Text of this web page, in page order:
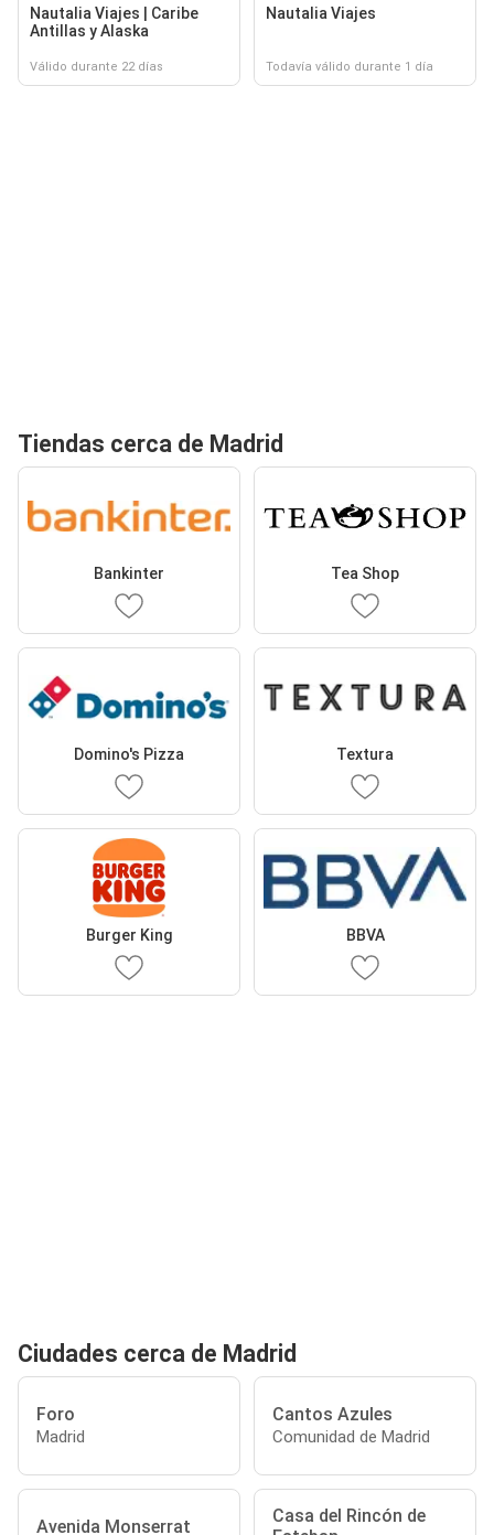
Nautalia Viajes | Caribe
Antillas y Alaska
Válido durante 22 días
Nautalia Viajes
Todavía válido durante 1 día
Tiendas cerca de Madrid
Bankinter Tea Shop
Domino's Pizza Textura
Burger King BBVA
Ciudades cerca de Madrid
Foro
Madrid
Cantos Azules
Comunidad de Madrid
Avenida Monserrat
Casa del Rincón de